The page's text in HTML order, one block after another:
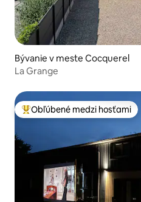
Bývanie v meste Cocquerel
La Grange
Najobľúbenejšie medzi hosťami
Obľúbené medzi hosťami